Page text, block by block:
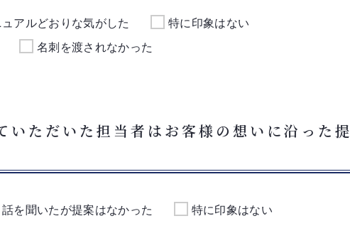
ュアルどおりな気がした
特に印象はない
名刺を渡されなかった
いただいた担当者はお客様の想いに沿った提
話を聞いたが提案はなかった 特に印象はない